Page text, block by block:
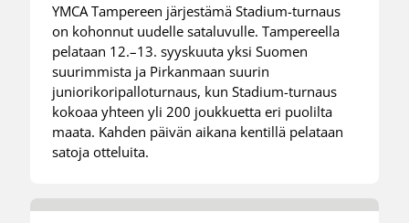
YMCA Tampereen järjestämä Stadium-turnaus
on kohonnut uudelle sataluvulle. Tampereella
pelataan 12.–13. syyskuuta yksi Suomen
suurimmista ja Pirkanmaan suurin
juniorikoripalloturnaus, kun Stadium-turnaus
kokoaa yhteen yli 200 joukkuetta eri puolilta
maata. Kahden päivän aikana kentillä pelataan
satoja otteluita.